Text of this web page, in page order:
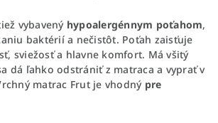
vybavený hypoalergénnym poťahom,
baktérií a nečistôt. Poťah zaisťuje
sviežosť a hlavne komfort. Má všitý
dá ľahko odstrániť z matraca a vyprať v
matrac Frut je vhodnýpre